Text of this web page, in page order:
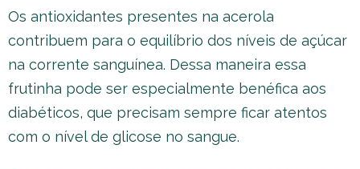
Os antioxidantes presentes na acerola
contribuem para o equilíbrio dos níveis de açúcar
na corrente sanguínea. Dessa maneira essa
frutinha pode ser especialmente benéfica aos
diabéticos, que precisam sempre ficar atentos
com o nível de glicose no sangue.